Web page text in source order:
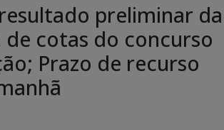
preliminar da
cotas do concurso
Prazo de recurso